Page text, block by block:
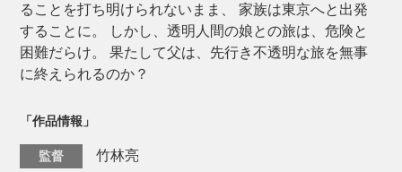
ることを打ち明けられないまま、 家族は東京へと出発
することに。 しかし、透明人間の娘との旅は、危険と
困難だらけ。 果たして父は、先行き不透明な旅を無事
に終えられるのか？
「作品情報」
監督 ⽵林亮